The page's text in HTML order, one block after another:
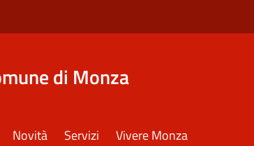
di Monza
Novità Servizi Vivere Monza